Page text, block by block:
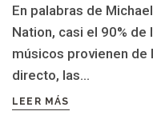
En palabras de
Nation, casi el 90%
músicos provienen de
directo, las...
LEER MÁS